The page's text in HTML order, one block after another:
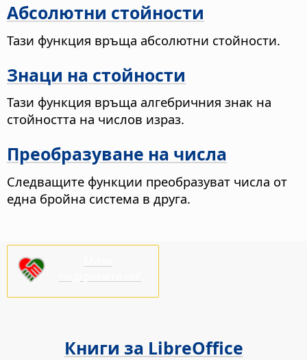
Абсолютни стойности
Тази функция връща абсолютни стойности.
Знаци на стойности
Тази функция връща алгебричния знак на
стойността на числов израз.
Преобразуване на числа
Следващите функции преобразуват числа от
една бройна система в друга.
Книги за LibreOffice